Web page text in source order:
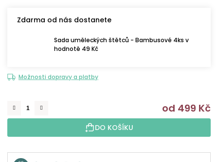
Zdarma od nás dostanete
Sada uměleckých štětců - Bambusové 4ks v
hodnotě 49 Kč
Možnosti dopravy a platby
od 499 Kč
DO KOŠÍKU